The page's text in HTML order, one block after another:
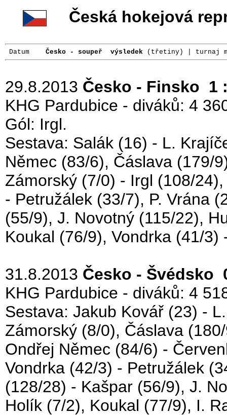
Česká hokejová
Datum Česko - soupeř  výsledek
29.8.2013 Česko - Finsko 1
KHG Pardubice - diváků: 4
Gól: Irgl.
Sestava: Salák (16) - L.
Němec (83/6), Čáslava (179/
Zámorský (7/0) - Irgl (108/
- Petružálek (33/7), P. Vrána
(55/9), J. Novotný (115/22),
Koukal (76/9), Vondrka (41/3)
31.8.2013 Česko - Švédsko
KHG Pardubice - diváků: 4
Sestava: Jakub Kovář (23) -
Zámorský (8/0), Čáslava
Ondřej Němec (84/6) -
Vondrka (42/3) - Petružálek
(128/28) - Kašpar (56/9), J.
Holík (7/2), Koukal (77/9), I.